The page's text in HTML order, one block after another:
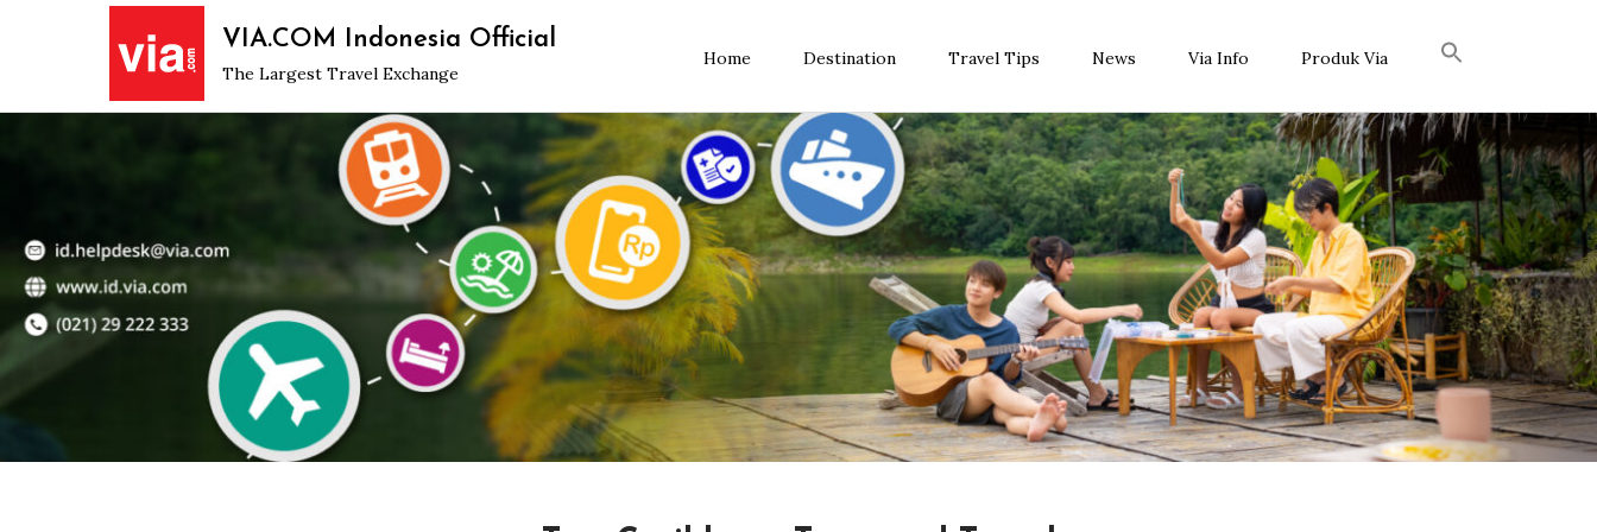
VIA.COM Indonesia Official
The Largest Travel Exchange
Home Destination Travel Tips News Via Info Produk Via